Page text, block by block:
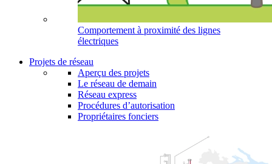
Comportement à proximité des lignes
électriques
Projets de réseau
Aperçu des projets
Le réseau de demain
Réseau express
Procédures d’autorisation
Propriétaires fonciers